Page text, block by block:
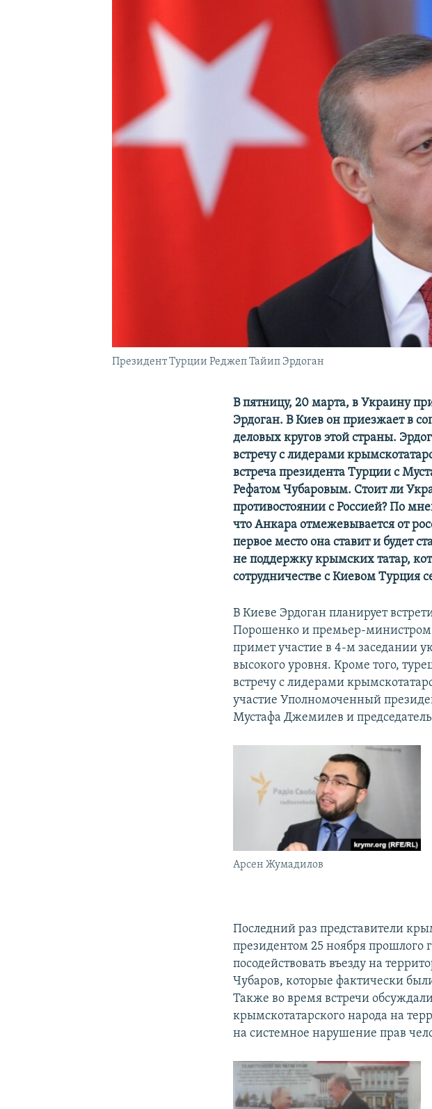
Президент Турции Реджеп Тайип Эрдоган
В пятницу, 20 марта, в Украину
Эрдоган. В Киев он приезжает в
деловых кругов этой страны.
встречу с лидерами
встреча президента Турции с
Рефатом Чубаровым. Стоит ли
противостоянии с Россией?По
что Анкара отмежевывается от
первое место она ставит и будет
не поддержку крымских татар,
сотрудничестве с Киевом Турция
В Киеве Эрдоган планирует
Порошенко и премьер-
примет участие в 4-м заседании
высокого уровня. Кроме того,
встречу с лидерами
участие Уполномоченный
Мустафа Джемилев и
Арсен Жумадилов
Последний раз представители
президентом 25 ноября прошлого
посодействовать въезду на
Чубаров, которые фактически
Также во время встречи
крымскотатарского народа на
на системное нарушение прав